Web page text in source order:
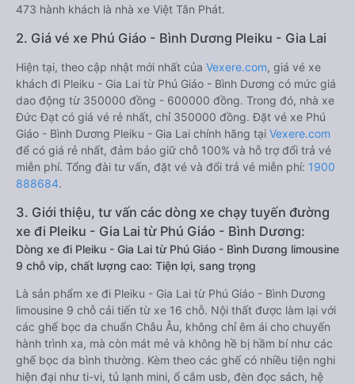
473 hành khách là nhà xe Việt Tân Phát.
2. Giá vé xe Phú Giáo - Bình Dương Pleiku - Gia Lai
Hiện tại, theo cập nhật mới nhất của Vexere.com, giá vé xe
khách đi Pleiku - Gia Lai từ Phú Giáo - Bình Dương có mức giá
dao động từ 350000 đồng - 600000 đồng. Trong đó, nhà xe
Đức Đạt có giá vé rẻ nhất, chỉ 350000 đồng. Đặt vé xe Phú
Giáo - Bình Dương Pleiku - Gia Lai chính hãng tại Vexere.com
để có giá rẻ nhất, đảm bảo giữ chỗ 100% và hỗ trợ đổi trả vé
miễn phí. Tổng đài tư vấn, đặt vé và đổi trả vé miễn phí: 1900
888684.
3. Giới thiệu, tư vấn các dòng xe chạy tuyến đường
xe đi Pleiku - Gia Lai từ Phú Giáo - Bình Dương:
Dòng xe đi Pleiku - Gia Lai từ Phú Giáo - Bình Dương limousine
9 chỗ vip, chất lượng cao: Tiện lợi, sang trọng
Là sản phẩm xe đi Pleiku - Gia Lai từ Phú Giáo - Bình Dương
limousine 9 chỗ cải tiến từ xe 16 chỗ. Nội thất được làm lại với
các ghế bọc da chuẩn Châu Âu, không chỉ êm ái cho chuyến
hành trình xa, mà còn mát mẻ và không hề bị hầm bí như các
ghế bọc da bình thường. Kèm theo các ghế có nhiều tiện nghi
hiện đại như ti-vi, tủ lạnh mini, ổ cắm usb, đèn đọc sách, hệ